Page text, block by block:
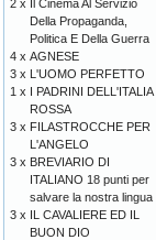
2 x Il Cinema Al Servizio
Della Propaganda,
Politica E Della Guerra
4 x AGNESE
3 x L'UOMO PERFETTO
1 x I PADRINI DELL'ITALIA
ROSSA
3 x FILASTROCCHE PER
L'ANGELO
3 x BREVIARIO DI
ITALIANO 18 punti per
salvare la nostra lingua
3 x IL CAVALIERE ED IL
BUON DIO